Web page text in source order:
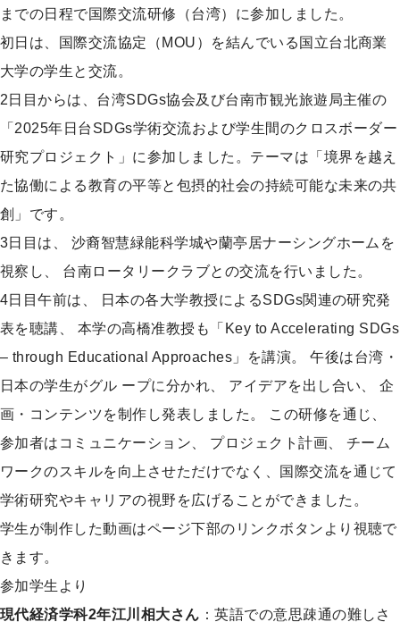
までの日程で国際交流研修（台湾）に参加しました。
初日は、国際交流協定（MOU）を結んでいる国立台北商業
大学の学生と交流。
2日目からは、台湾SDGs協会及び台南市観光旅遊局主催の
「2025年日台SDGs学術交流および学生間のクロスボーダー
研究プロジェクト」に参加しました。テーマは「境界を越え
た協働による教育の平等と包摂的社会の持続可能な未来の共
創」です。
3日目は、 沙裔智慧緑能科学城や蘭亭居ナーシングホームを
視察し、 台南ロータリークラブとの交流を行いました。
4日目午前は、 日本の各大学教授によるSDGs関連の研究発
表を聴講、 本学の高橋准教授も「Key to Accelerating SDGs
– through Educational Approaches」を講演。 午後は台湾・
日本の学生がグル ープに分かれ、 アイデアを出し合い、 企
画・コンテンツを制作し発表しました。 この研修を通じ、
参加者はコミュニケーション、 プロジェクト計画、 チーム
ワークのスキルを向上させただけでなく、国際交流を通じて
学術研究やキャリアの視野を広げることができました。
学生が制作した動画はページ下部のリンクボタンより視聴で
きます。
参加学生より
現代経済学科2年江川相大さん ：英語での意思疎通の難しさ